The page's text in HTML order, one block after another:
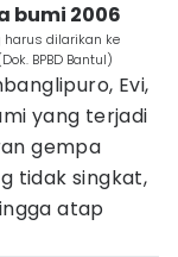
bumi 2006
harus dilarikan ke
BPBD Bantul)
Evi,
yang terjadi
gempa
tidak singkat,
atap